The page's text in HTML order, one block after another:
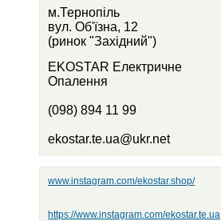
м.Тернопіль
вул. Об'їзна, 12
(ринок "Західний")
EKOSTAR Електричне
Опалення
(098) 894 11 99
ekostar.te.ua@ukr.net
www.instagram.com/ekostar.shop/
https://www.instagram.com/ekostar.te.ua